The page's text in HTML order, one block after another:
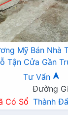
Mỹ Bán Nhà
Tận Cửa Gần
Tư Vấn
Đường
Có Sổ Thành